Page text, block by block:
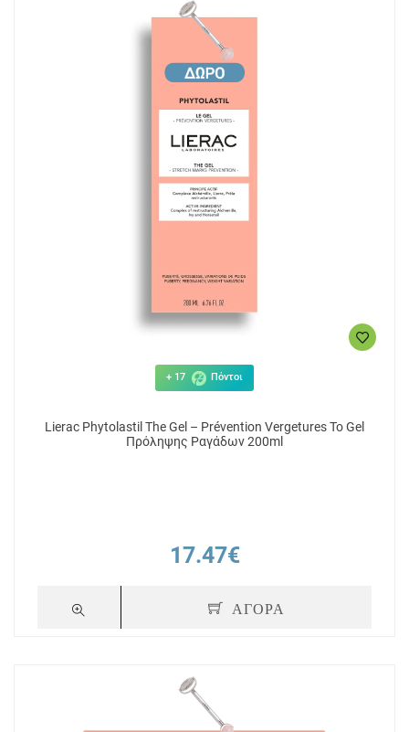
+ 17 Πόντοι
Lierac Phytolastil The Gel – Prévention Vergetures Το Gel
Πρόληψης Ραγάδων 200ml
17.47€
ΑΓΟΡΑ